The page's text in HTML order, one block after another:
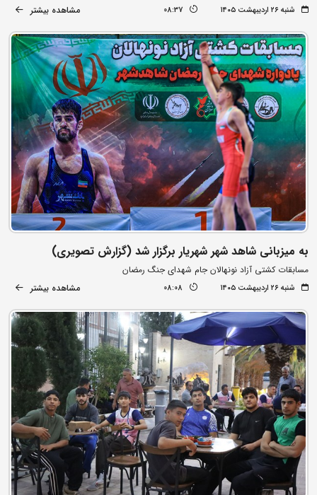
شنبه ۲۶ اردیبهشت ۱۴۰۵ 08:37 مشاهده بیشتر
به میزبانی شاهد شهر شهریار برگزار شد (گزارش تصویری)
مسابقات کشتی آزاد نونهالان جام شهدای جنگ رمضان
شنبه ۲۶ اردیبهشت ۱۴۰۵ 08:08 مشاهده بیشتر